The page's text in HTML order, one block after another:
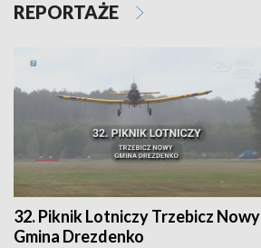
REPORTAŻE
32. Piknik Lotniczy Trzebicz Nowy
Gmina Drezdenko